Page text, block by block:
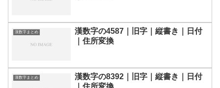
漢数字まとめ
漢数字の4587｜旧字｜縦書き｜日付
｜住所変換
漢数字まとめ
漢数字の8392｜旧字｜縦書き｜日付
｜住所変換